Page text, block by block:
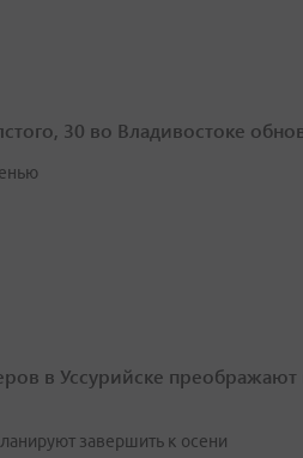
30 во Владивостоке
в Уссурийске преображают
завершить к осени